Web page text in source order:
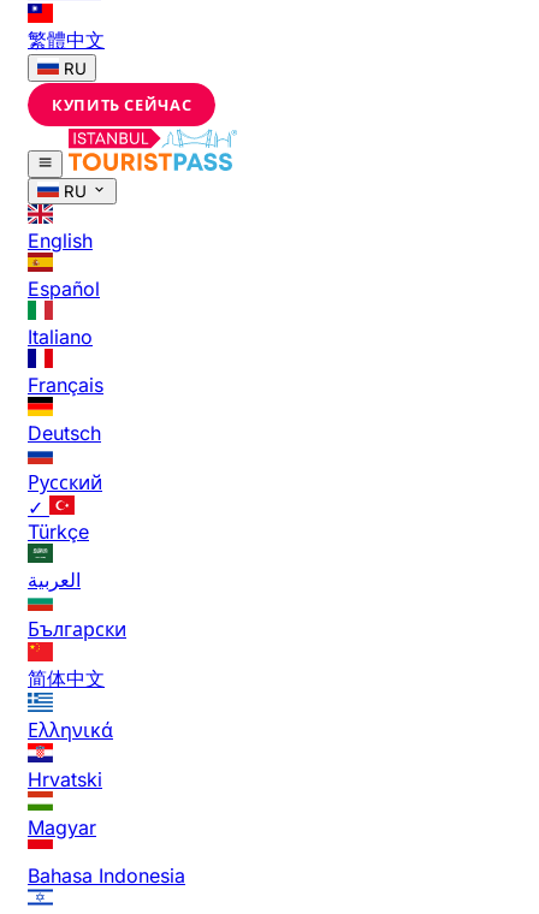
繁體中文
RU
КУПИТЬ СЕЙЧАС
RU
English
Español
Italiano
Français
Deutsch
Русский
✓
Türkçe
العربية
Български
简体中文
Ελληνικά
Hrvatski
Magyar
Bahasa Indonesia